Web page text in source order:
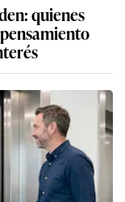
quienes